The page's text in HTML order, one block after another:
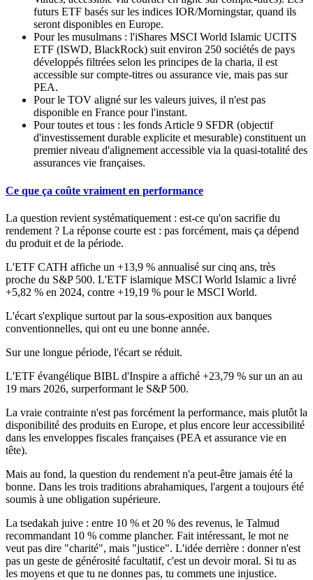
futurs ETF basés sur les indices IOR/Morningstar, quand ils
seront disponibles en Europe.
Pour les musulmans : l'iShares MSCI World Islamic UCITS
ETF (ISWD, BlackRock) suit environ 250 sociétés de pays
développés filtrées selon les principes de la charia, il est
accessible sur compte-titres ou assurance vie, mais pas sur
PEA.
Pour le TOV aligné sur les valeurs juives, il n'est pas
disponible en France pour l'instant.
Pour toutes et tous : les fonds Article 9 SFDR (objectif
d'investissement durable explicite et mesurable) constituent un
premier niveau d'alignement accessible via la quasi-totalité des
assurances vie françaises.
Ce que ça coûte vraiment en performance
La question revient systématiquement : est-ce qu'on sacrifie du
rendement ? La réponse courte est : pas forcément, mais ça dépend
du produit et de la période.
L'ETF CATH affiche un +13,9 % annualisé sur cinq ans, très
proche du S&P 500. L'ETF islamique MSCI World Islamic a livré
+5,82 % en 2024, contre +19,19 % pour le MSCI World.
L'écart s'explique surtout par la sous-exposition aux banques
conventionnelles, qui ont eu une bonne année.
Sur une longue période, l'écart se réduit.
L'ETF évangélique BIBL d'Inspire a affiché +23,79 % sur un an au
19 mars 2026, surperformant le S&P 500.
La vraie contrainte n'est pas forcément la performance, mais plutôt la
disponibilité des produits en Europe, et plus encore leur accessibilité
dans les enveloppes fiscales françaises (PEA et assurance vie en
tête).
Mais au fond, la question du rendement n'a peut-être jamais été la
bonne. Dans les trois traditions abrahamiques, l'argent a toujours été
soumis à une obligation supérieure.
La tsedakah juive : entre 10 % et 20 % des revenus, le Talmud
recommandant 10 % comme plancher. Fait intéressant, le mot ne
veut pas dire "charité", mais "justice". L'idée derrière : donner n'est
pas un geste de générosité facultatif, c'est un devoir moral. Si tu as
les moyens et que tu ne donnes pas, tu commets une injustice.